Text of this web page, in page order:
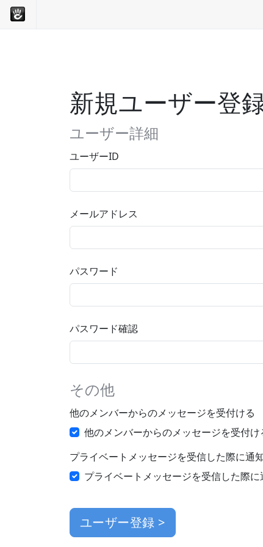
新規ユーザー登
ユーザー詳細
ユーザーID
メールアドレス
パスワード
パスワード確認
その他
他のメンバーからのメッセージを受付ける
他のメンバーからのメッセージを受付け
プライベートメッセージを受信した際に通
プライベートメッセージを受信した際